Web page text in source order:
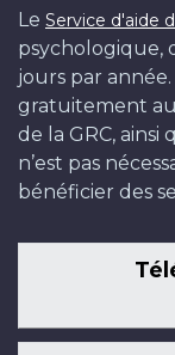
Le Service d'aide
psychologique,
jours par année.
gratuitement
de la GRC, ainsi
n’est pas
bénéficier des